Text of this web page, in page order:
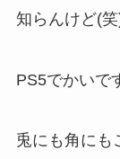
知らんけど(
PS5でかいで
兎にも角にも